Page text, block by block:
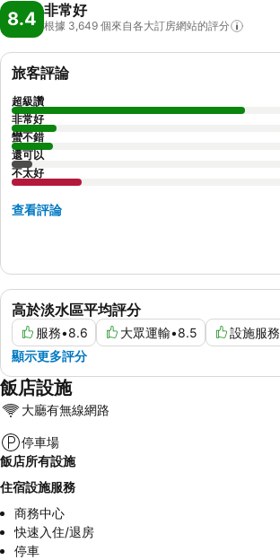
8.4 非常好
根據 3,649 個來自各大訂房網站的評分
高於淡水區平均評分
服務•8.6 大眾運輸•8.5 設施服務
顯示更多評分
旅客評論
超級讚
非常好
蠻不錯
還可以
不太好
查看評論
飯店設施
大廳有無線網路
停車場
飯店所有設施
住宿設施服務
商務中心
快速入住/退房
停車